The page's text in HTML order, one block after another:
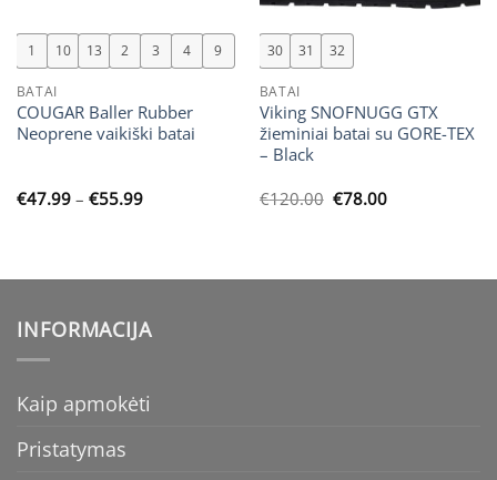
1 10 13 2 3 4 9
BATAI
COUGAR Baller Rubber
Neoprene vaikiški batai
€47.99 – €55.99Price
30 31 32
BATAI
Viking SNOFNUGG GTX
žieminiai batai su GORE-TEX
– Black
€120.00 Original
€78.00Current
INFORMACIJA
Kaip apmokėti
Pristatymas